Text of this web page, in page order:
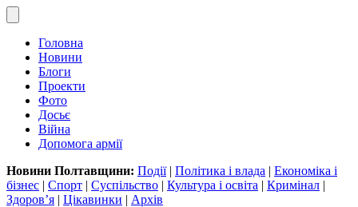
Головна
Новини
Блоги
Проекти
Фото
Досьє
Війна
Допомога армії
Новини Полтавщини: Події| Політика і влада | Економіка і
бізнес | Спорт | Суспільство | Культура і освіта | Кримінал |
Здоров’я | Цікавинки | Архів